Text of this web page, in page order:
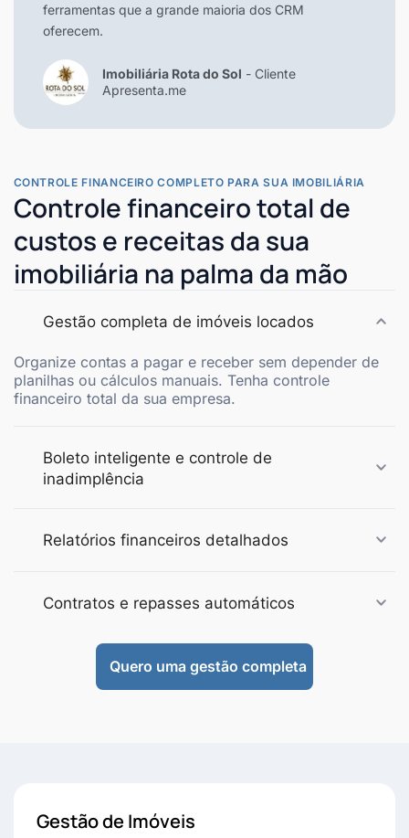
CONTROLE FINANCEIRO COMPLETO PARA SUA IMOBILIÁRIA
Controle financeiro total de
custos e receitas da sua
imobiliária na palma da mão
Gestão completa de imóveis locados
Organize contas a pagar e receber sem depender de
planilhas ou cálculos manuais. Tenha controle
financeiro total da sua empresa.
Boleto inteligente e controle de
inadimplência
Relatórios financeiros detalhados
Contratos e repasses automáticos
Quero uma gestão completa
ferramentas que a grande maioria dos CRM
oferecem.
Imobiliária Rota do Sol - Cliente
Apresenta.me
Gestão de Imóveis